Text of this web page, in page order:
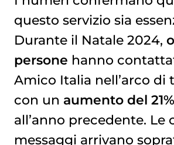
questo servizio sia
Durante il Natale 2024,
persone hanno
Amico Italia nell’arco di
con un aumento del 21%
all’anno precedente. Le
messaggi arrivano